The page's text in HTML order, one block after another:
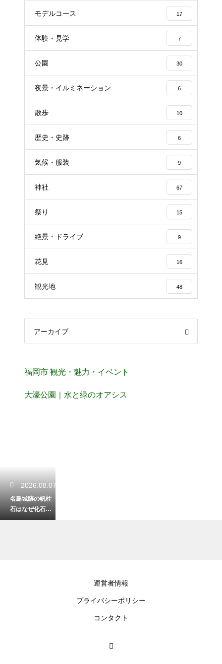
モデルコース 17
体験・見学 7
公園 30
夜景・イルミネーション 6
散歩 10
歴史・史跡 6
気候・服装 9
神社 67
祭り 15
絶景・ドライブ 9
花見 16
観光地 48
アーカイブ
福岡市 観光・魅力・イベント
大濠公園｜水と緑のオアシス
2026.08.07
名島城跡の帆柱
石はなぜ化石に
なったの？太古
運営者情報
プライバシーポリシー
コンタクト